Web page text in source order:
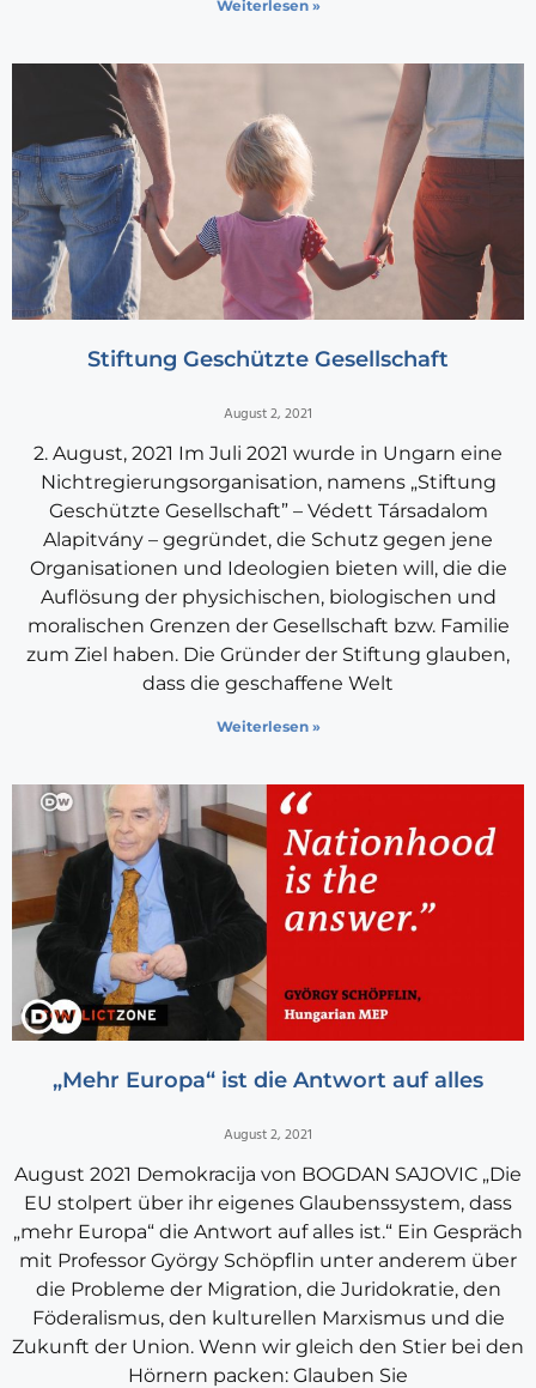
Weiterlesen »
Stiftung Geschützte Gesellschaft
August 2, 2021
2. August, 2021 Im Juli 2021 wurde in Ungarn eine
Nichtregierungsorganisation, namens „Stiftung
Geschützte Gesellschaft” – Védett Társadalom
Alapitvány – gegründet, die Schutz gegen jene
Organisationen und Ideologien bieten will, die die
Auflösung der physichischen, biologischen und
moralischen Grenzen der Gesellschaft bzw. Familie
zum Ziel haben. Die Gründer der Stiftung glauben,
dass die geschaffene Welt
Weiterlesen »
„Mehr Europa“ ist die Antwort auf alles
August 2, 2021
August 2021 Demokracija von BOGDAN SAJOVIC „Die
EU stolpert über ihr eigenes Glaubenssystem, dass
„mehr Europa“ die Antwort auf alles ist.“ Ein Gespräch
mit Professor György Schöpflin unter anderem über
die Probleme der Migration, die Juridokratie, den
Föderalismus, den kulturellen Marxismus und die
Zukunft der Union. Wenn wir gleich den Stier bei den
Hörnern packen: Glauben Sie